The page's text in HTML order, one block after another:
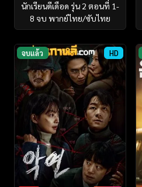
นักเรียนดีเดือด รุ่น 2 ตอนที่ 1-
8 จบ พากย์ไทย/ซับไทย
จบแล้ว HD